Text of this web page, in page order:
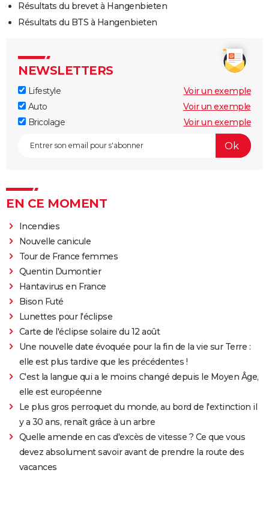
Résultats du brevet à Hangenbieten
Résultats du BTS à Hangenbieten
NEWSLETTERS
Lifestyle
Voir un exemple
Auto
Voir un exemple
Bricolage
Voir un exemple
EN CE MOMENT
Incendies
Nouvelle canicule
Tour de France femmes
Quentin Dumontier
Hantavirus en France
Bison Futé
Lunettes pour l'éclipse
Carte de l'éclipse solaire du 12 août
Une nouvelle date évoquée pour la fin de la vie sur Terre :
elle est plus tardive que les précédentes !
C'est la langue qui a le moins changé depuis le Moyen Âge,
elle est européenne
Le plus gros perroquet du monde, au bord de l'extinction il
y a 30 ans, renaît grâce à un arbre
Quelle amende en cas d'excès de vitesse ? Ce que vous
devez absolument savoir avant de prendre la route des
vacances